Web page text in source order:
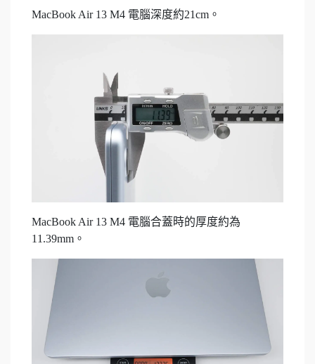
MacBook Air 13 M4 電腦深度約21cm。
MacBook Air 13 M4 電腦合蓋時的厚度約為
11.39mm。